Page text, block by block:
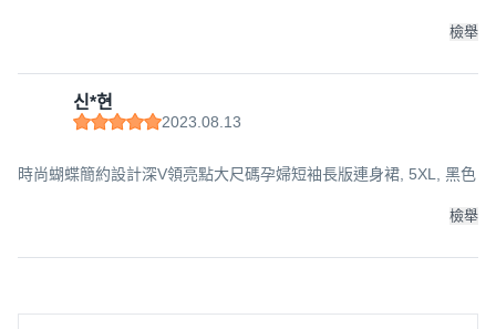
檢舉
신*현
2023.08.13
時尚蝴蝶簡約設計深V領亮點大尺碼孕婦短袖長版連身裙, 5XL, 黑色
檢舉